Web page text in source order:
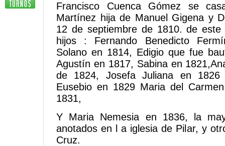
Francisco Cuenca Gómez se
Martínez hija de Manuel Gigena y
12 de septiembre de 1810. de este
hijos : Fernando Benedicto
Solano en 1814, Edigio que fue
Agustín en 1817, Sabina en
de 1824, Josefa Juliana en
Eusebio en 1829 Maria del
1831,
Y Maria Nemesia en 1836, la
anotados en l a iglesia de Pilar, y
Cruz.